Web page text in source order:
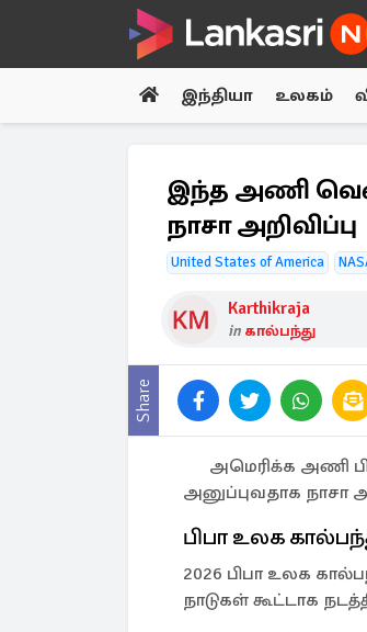
இந்தியா உலகம்
இந்த அணி
நாசா அறிவிப்பு
United States of America
Karthikraja
in கால்பந்து
Share
அமெரிக்க அணி
அனுப்புவதாக நாசா
பிபா உலக
2026 பிபா உலக
நாடுகள் கூட்டாக